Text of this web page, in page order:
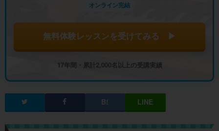
オンライン完結
無料体験レッスンを受けてみる ▶
17年間・累計2,000名以上の受講実績